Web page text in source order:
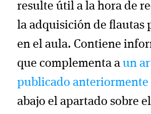
resulte útil a la hora de
la adquisición de flautas
en el aula. Contiene
que complementa aun
publicado anteriormente
abajo el apartado sobre